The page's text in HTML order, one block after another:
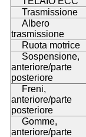
Trasmissione
trasmissione
Ruota motrice
anteriore/parte
posteriore
Freni,
anteriore/parte
posteriore
Gomme,
anteriore/parte